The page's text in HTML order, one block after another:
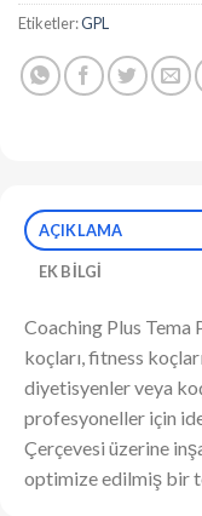
Etiketler:GPL
AÇIKLAMA
EK BILGI
Coaching Plus Tema
koçları, fitness
diyetisyenler veya
profesyoneller için
Çerçevesi üzerine
optimize edilmiş bir